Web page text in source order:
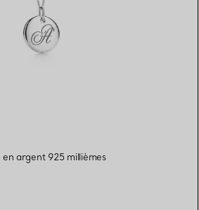
argent 925 millièmes